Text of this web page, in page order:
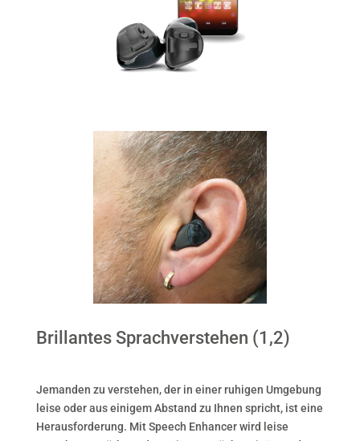
Brillantes Sprachverstehen (1,2)
Jemanden zu verstehen, der in einer ruhigen Umgebung
leise oder aus einigem Abstand zu Ihnen spricht, ist eine
Herausforderung. Mit Speech Enhancer wird leise